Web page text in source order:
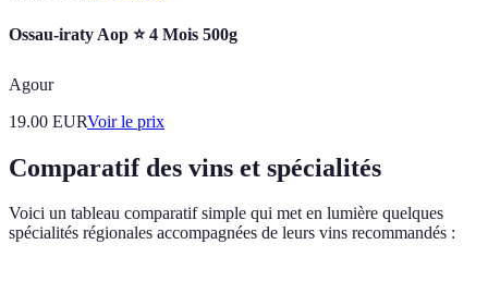
Ossau-iraty Aop ⭐ 4 Mois 500g
Agour
19.00 EURVoir le prix
Comparatif des vins et spécialités
Voici un tableau comparatif simple qui met en lumière quelques
spécialités régionales accompagnées de leurs vins recommandés :